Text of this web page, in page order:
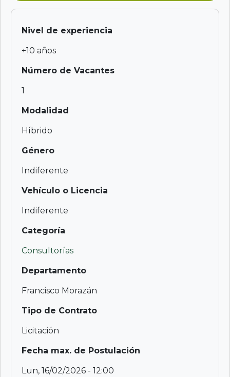
Nivel de experiencia
+10 años
Número de Vacantes
1
Modalidad
Híbrido
Género
Indiferente
Vehículo o Licencia
Indiferente
Categoría
Consultorías
Departamento
Francisco Morazán
Tipo de Contrato
Licitación
Fecha max. de Postulación
Lun, 16/02/2026 - 12:00